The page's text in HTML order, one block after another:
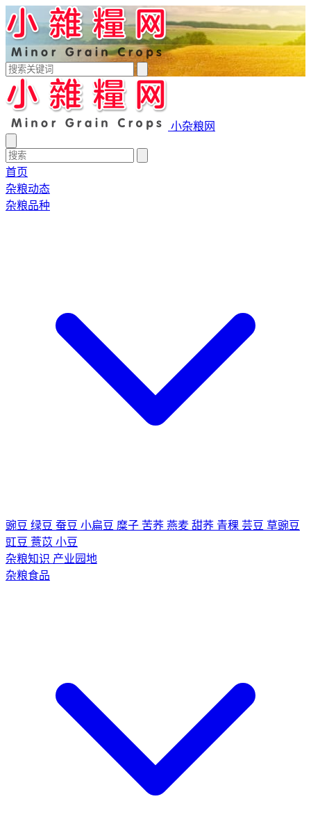
小杂粮网
首页
杂粮动态
杂粮品种
豌豆 绿豆 蚕豆 小扁豆 糜子 苦荞 燕麦 甜荞 青稞 芸豆 草豌豆
豇豆 薏苡 小豆
杂粮知识 产业园地
杂粮食品